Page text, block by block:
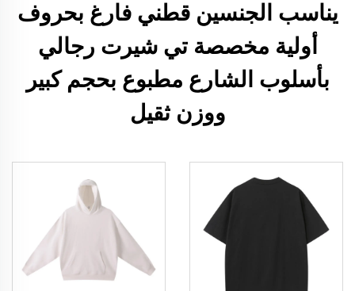
يناسب الجنسين قطني فارغ بحروف
أولية مخصصة تي شيرت رجالي
بأسلوب الشارع مطبوع بحجم كبير
ووزن ثقيل